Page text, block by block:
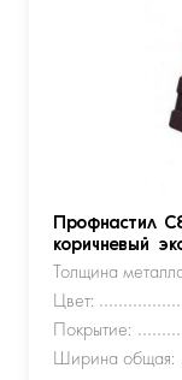
Профнастил
коричневый
Толщина
Цвет:
Покрытие:
Ширина общая: